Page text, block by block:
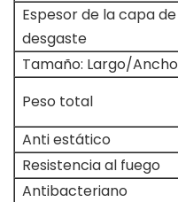
Espesor de la capa de
desgaste
Tamaño: Largo/Ancho
Peso total
Anti estático
Resistencia al fuego
Antibacteriano